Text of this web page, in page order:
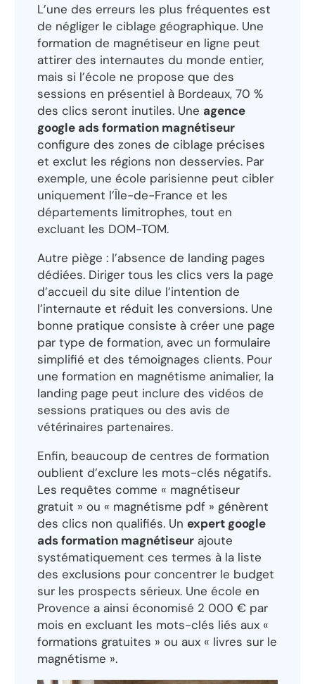
L’une des erreurs les plus fréquentes est
de négliger le ciblage géographique. Une
formation de magnétiseur en ligne peut
attirer des internautes du monde entier,
mais si l’école ne propose que des
sessions en présentiel à Bordeaux, 70 %
des clics seront inutiles. Une agence
google ads formation magnétiseur
configure des zones de ciblage précises
et exclut les régions non desservies. Par
exemple, une école parisienne peut cibler
uniquement l’Île-de-France et les
départements limitrophes, tout en
excluant les DOM-TOM.
Autre piège : l’absence de landing pages
dédiées. Diriger tous les clics vers la page
d’accueil du site dilue l’intention de
l’internaute et réduit les conversions. Une
bonne pratique consiste à créer une page
par type de formation, avec un formulaire
simplifié et des témoignages clients. Pour
une formation en magnétisme animalier, la
landing page peut inclure des vidéos de
sessions pratiques ou des avis de
vétérinaires partenaires.
Enfin, beaucoup de centres de formation
oublient d’exclure les mots-clés négatifs.
Les requêtes comme « magnétiseur
gratuit » ou « magnétisme pdf » génèrent
des clics non qualifiés. Un expert google
ads formation magnétiseur ajoute
systématiquement ces termes à la liste
des exclusions pour concentrer le budget
sur les prospects sérieux. Une école en
Provence a ainsi économisé 2 000 € par
mois en excluant les mots-clés liés aux «
formations gratuites » ou aux « livres sur le
magnétisme ».